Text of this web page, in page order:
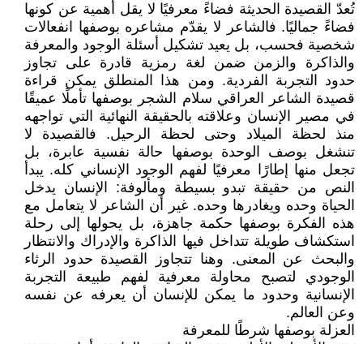
تُعدّ القصيدة الحديثة فضاءً معرفيًا لا يقل أهمية عن كونها
فضاءً جماليًا. فالشاعر لا يقدّم مشاعره بوصفها انفعالات
شخصية فحسب، بل يعيد تشكيل أسئلة الوجود والمعرفة
والذاكرة والزمن ضمن لغة رمزية قادرة على تجاوز
حدود التجربة الفردية. ومن هذا المنطلق يمكن قراءة
قصيدة الشاعر العراقي سلام الشجر بوصفها تأملًا عميقًا
في مصير الإنسان وعلاقته بالحقيقة النهائية التي تواجهه
منذ لحظة الميلاد وحتى لحظة الرحيل. فالقصيدة لا
تنشغل بوصف الوحدة بوصفها حالة نفسية عابرة، بل
تجعل منها إطارًا معرفيًا لفهم الوجود الإنساني كله. يبدأ
النص من حقيقة تبدو بسيطة ومألوفة: الإنسان يدخل
الحياة وحده ويغادرها وحده. غير أن الشاعر لا يتعامل مع
هذه الفكرة بوصفها حكمة جاهزة، بل يحولها إلى رحلة
استكشاف طويلة تتداخل فيها الذاكرة والإدراك والانتظار
والبحث عن المعنى. وهنا تتجاوز القصيدة حدود الرثاء
الوجودي لتصبح محاولة معرفية لفهم طبيعة التجربة
الإنسانية وحدود ما يمكن للإنسان أن يعرفه عن نفسه
وعن العالم.
العزلة بوصفها شرطًا للمعرفة